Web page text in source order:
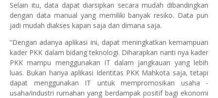
Selain itu, data dapat diarsipkan secara mudah dibandingkan
dengan data manual yang memiliki banyak resiko. Data pun
jadi mudah diakses kapan saja dan dimana saja.
“Dengan adanya aplikasi ini, dapat meningkatkan kemampuan
kader PKK dalam bidang teknologi. Diharapkan nanti nya kader
PKK mampu menggunakan IT dalam jangkauan yang lebih
luas. Bukan hanya aplikasi Identitas PKK Mahkota saja, tetapi
dapat menggunakan IT untuk mempromosikan usaha -
usaha/industri rumahan yang berdampak positif bagi ekonomi